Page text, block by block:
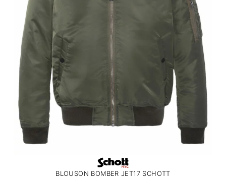
BLOUSON BOMBER JET17 SCHOTT